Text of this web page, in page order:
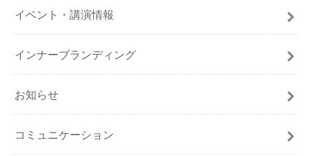
イベント・講演情報
インナーブランディング
お知らせ
コミュニケーション